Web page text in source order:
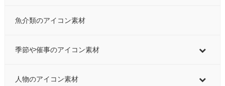
魚介類のアイコン素材
季節や催事のアイコン素材
人物のアイコン素材